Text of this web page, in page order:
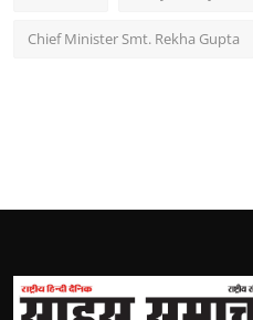
Chief Minister Smt. Rekha Gupta